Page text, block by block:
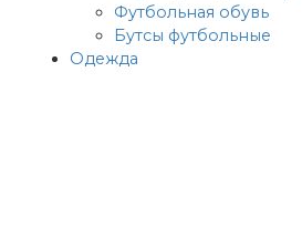
Футбольная обувь
Бутсы футбольные
Одежда